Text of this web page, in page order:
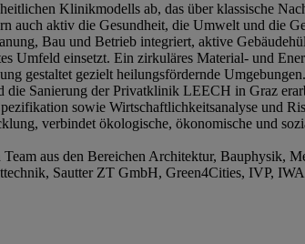
Klinikmodells ab, das über klassische
auch aktiv die Gesundheit, die Umwelt und die
Bau und Betrieb integriert, aktive
Umfeld einsetzt. Ein zirkuläres Material- und
gestaltet gezielt heilungsfördernde Umgebungen.
Sanierung der Privatklinik LEECH in Graz
sowie Wirtschaftlichkeitsanalyse und
verbindet ökologische, ökonomische und
aus den Bereichen Architektur,
Sautter ZT GmbH, Green4Cities, IVP,